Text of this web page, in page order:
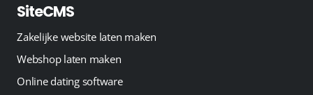
SiteCMS
Zakelijke website laten maken
Webshop laten maken
Online dating software